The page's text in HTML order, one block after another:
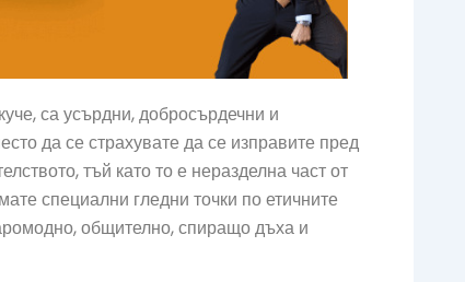
са усърдни, добросърдечни и
да се страхувате да се изправите пред
тъй като то е неразделна част от
специални гледни точки по етичните
общително, спиращо дъха и